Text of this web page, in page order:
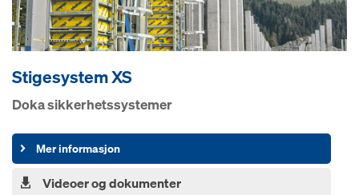
Stigesystem XS
Doka sikkerhetssystemer
Mer informasjon
Videoer og dokumenter